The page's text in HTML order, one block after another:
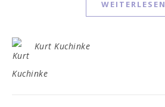
WEITERLESEN
Kurt Kuchinke